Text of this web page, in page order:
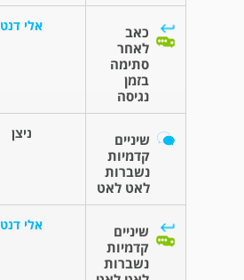
כאב
לאחר
סתימה
בזמן
נגיסה
אלי דנט
שיניים
קדמיות
נשברות
לאט לאט
ניצן
שיניים
קדמיות
נשברות
אלי דנט